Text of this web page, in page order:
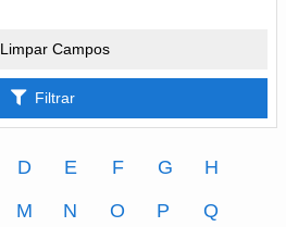
Limpar Campos
Filtrar
D E F G
H
M N O P
Q